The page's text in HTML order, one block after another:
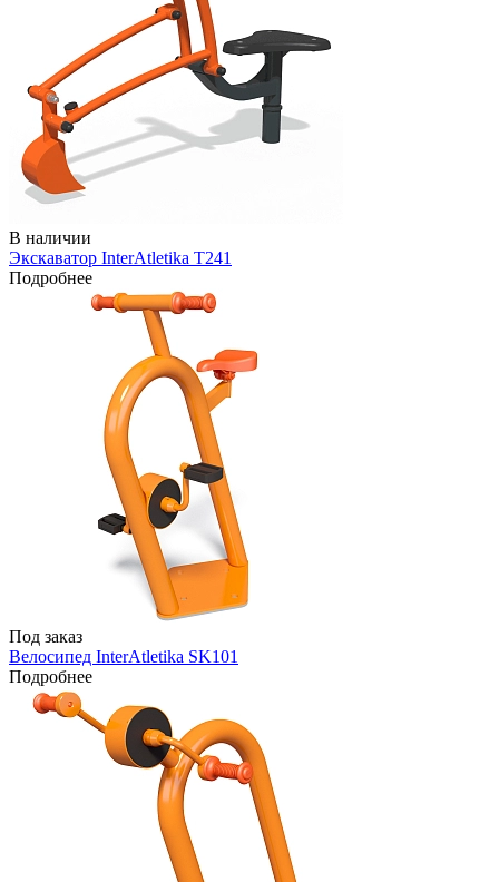
В наличии
Экскаватор InterAtletika Т241
Подробнее
Под заказ
Велосипед InterAtletika SK101
Подробнее